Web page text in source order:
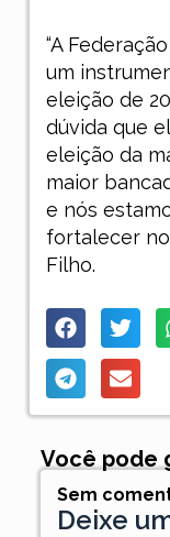
“A
um
eleição de
dúvida que
eleição da
maior
e nós
fortalecer no
Filho.
Você pode
Sem
Deixe